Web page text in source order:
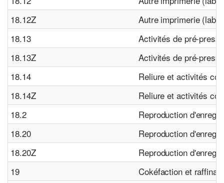
18.12Z
Autre imprimerie
18.13
Activités de pré-presse
18.13Z
Activités de pré-presse
18.14
Reliure et activités
18.14Z
Reliure et activités
18.2
Reproduction
18.20
Reproduction
18.20Z
Reproduction
19
Cokéfaction et